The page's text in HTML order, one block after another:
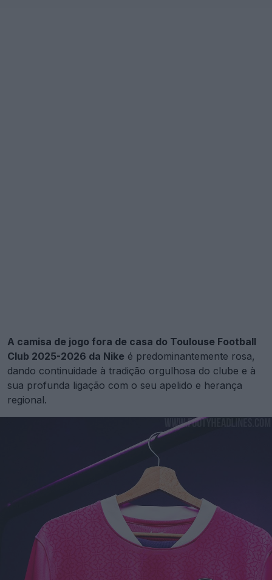
A camisa de jogo fora de casa do Toulouse Football
Club 2025-2026 da Nike é predominantemente rosa,
dando continuidade à tradição orgulhosa do clube e à
sua profunda ligação com o seu apelido e herança
regional.